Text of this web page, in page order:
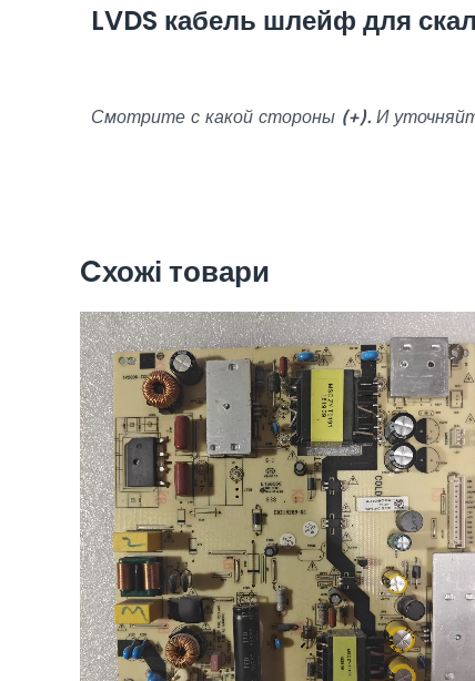
LVDS кабель шлейф для
Смотрите с какой стороны (+). И
Cхожі товари